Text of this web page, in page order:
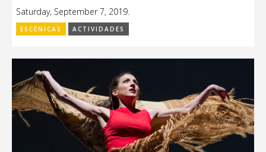
Saturday, September 7, 2019.
ESCÉNICAS ACTIVIDADES